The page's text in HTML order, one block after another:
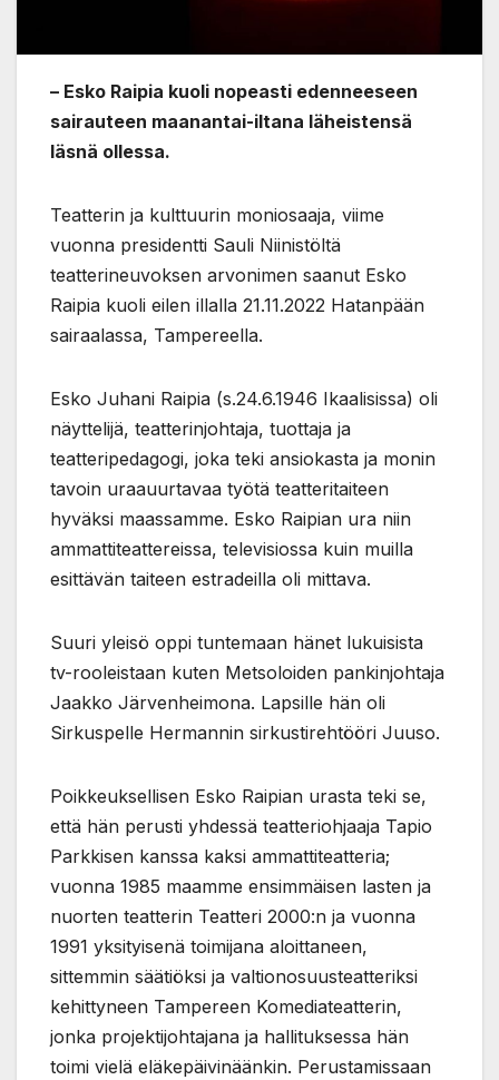
– Esko Raipia kuoli nopeasti edenneeseen
sairauteen maanantai-iltana läheistensä
läsnä ollessa.
Teatterin ja kulttuurin moniosaaja, viime
vuonna presidentti Sauli Niinistöltä
teatterineuvoksen arvonimen saanut Esko
Raipia kuoli eilen illalla 21.11.2022 Hatanpään
sairaalassa, Tampereella.
Esko Juhani Raipia (s.24.6.1946 Ikaalisissa) oli
näyttelijä, teatterinjohtaja, tuottaja ja
teatteripedagogi, joka teki ansiokasta ja monin
tavoin uraauurtavaa työtä teatteritaiteen
hyväksi maassamme. Esko Raipian ura niin
ammattiteattereissa, televisiossa kuin muilla
esittävän taiteen estradeilla oli mittava.
Suuri yleisö oppi tuntemaan hänet lukuisista
tv-rooleistaan kuten Metsoloiden pankinjohtaja
Jaakko Järvenheimona. Lapsille hän oli
Sirkuspelle Hermannin sirkustirehtööri Juuso.
Poikkeuksellisen Esko Raipian urasta teki se,
että hän perusti yhdessä teatteriohjaaja Tapio
Parkkisen kanssa kaksi ammattiteatteria;
vuonna 1985 maamme ensimmäisen lasten ja
nuorten teatterin Teatteri 2000:n ja vuonna
1991 yksityisenä toimijana aloittaneen,
sittemmin säätiöksi ja valtionosuusteatteriksi
kehittyneen Tampereen Komediateatterin,
jonka projektijohtajana ja hallituksessa hän
toimi vielä eläkepäivinäänkin. Perustamissaan